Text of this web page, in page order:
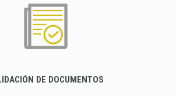
DE DOCUMENTOS